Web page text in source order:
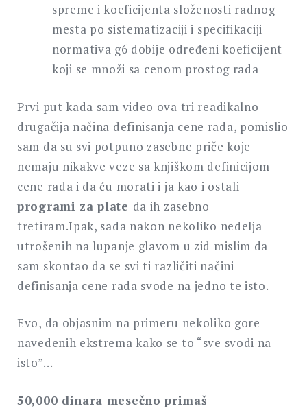
spreme i koeficijenta složenosti radnog
mesta po sistematizaciji i specifikaciji
normativa g6 dobije određeni koeficijent
koji se množi sa cenom prostog rada
Prvi put kada sam video ova tri readikalno
drugačija načina definisanja cene rada, pomislio
sam da su svi potpuno zasebne priče koje
nemaju nikakve veze sa knjiškom definicijom
cene rada i da ću morati i ja kao i ostali
programi za plate da ih zasebno
tretiram.Ipak, sada nakon nekoliko nedelja
utrošenih na lupanje glavom u zid mislim da
sam skontao da se svi ti različiti načini
definisanja cene rada svode na jedno te isto.
Evo, da objasnim na primeru nekoliko gore
navedenih ekstrema kako se to “sve svodi na
isto”…
50,000 dinara mesečno primaš